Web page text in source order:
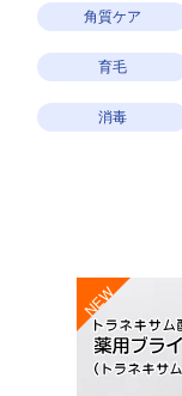
角質ケア
育毛
消毒